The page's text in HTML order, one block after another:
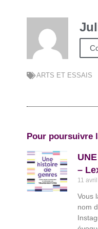
ARTS ET ESSAIS
Pour poursuivre
–
11
Vous
nom